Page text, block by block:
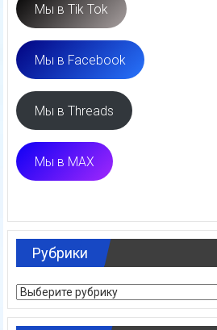
Мы в Tik Tok
Мы в Facebook
Мы в Threads
Мы в MAX
Рубрики
Рубрики